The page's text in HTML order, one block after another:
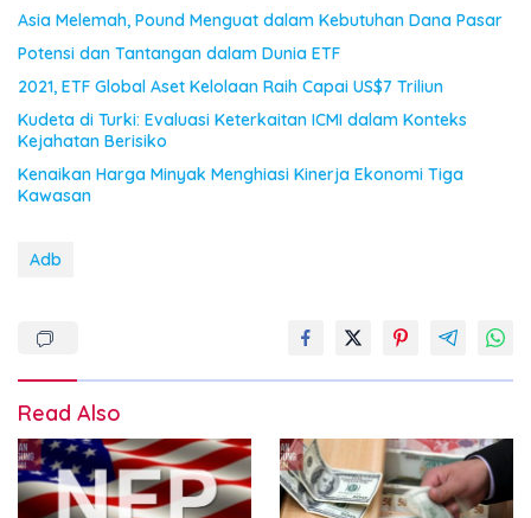
Asia Melemah, Pound Menguat dalam Kebutuhan Dana Pasar
Potensi dan Tantangan dalam Dunia ETF
2021, ETF Global Aset Kelolaan Raih Capai US$7 Triliun
Kudeta di Turki: Evaluasi Keterkaitan ICMI dalam Konteks
Kejahatan Berisiko
Kenaikan Harga Minyak Menghiasi Kinerja Ekonomi Tiga
Kawasan
Adb
Read Also